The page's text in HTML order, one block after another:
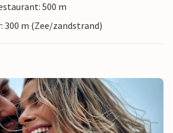
500 m
m (Zee/zandstrand)